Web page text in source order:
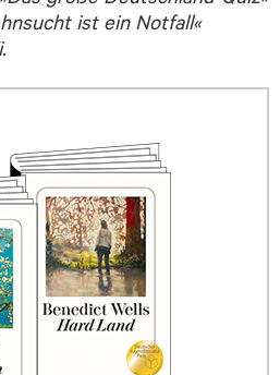
ist ein Notfall«